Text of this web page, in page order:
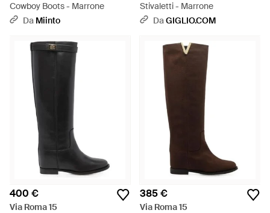
Cowboy Boots - Marrone
Da Miinto
Stivaletti - Marrone
DaGIGLIO.COM
400 €
Via Roma 15
385 €
Via Roma 15